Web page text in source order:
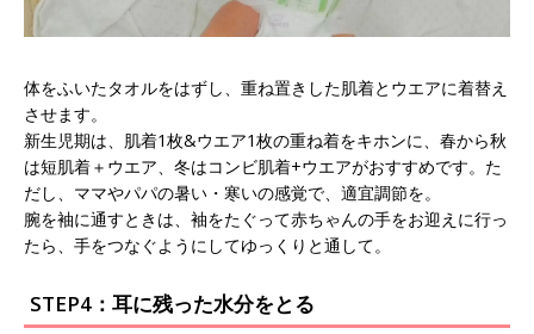
体をふいたタオルをはずし、重ね置きした肌着とウエアに着替え
させます。
新生児期は、肌着1枚&ウエア1枚の重ね着をキホンに、春から秋
は短肌着＋ウエア、冬はコンビ肌着+ウエアがおすすめです。た
だし、ママやパパの暑い・寒いの感覚で、適宜調節を。
腕を袖に通すときは、袖をたぐって赤ちゃんの手をお迎えに行っ
たら、手をつなぐようにしてゆっくりと通して。
STEP4：耳に残った水分をとる